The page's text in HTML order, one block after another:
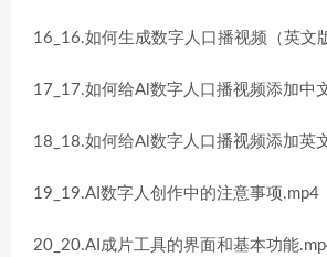
16_16.如何生成数字人口播视频（英文
17_17.如何给Al数字人口播视频添加中
18_18.如何给Al数字人口播视频添加英
19_19.AI数字人创作中的注意事项.mp4
20_20.AI成片工具的界面和基本功能